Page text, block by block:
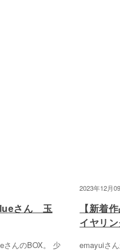
さん 玉
さんのBOX。 少
2023年12月
【新着
イヤリ
emayuiさ